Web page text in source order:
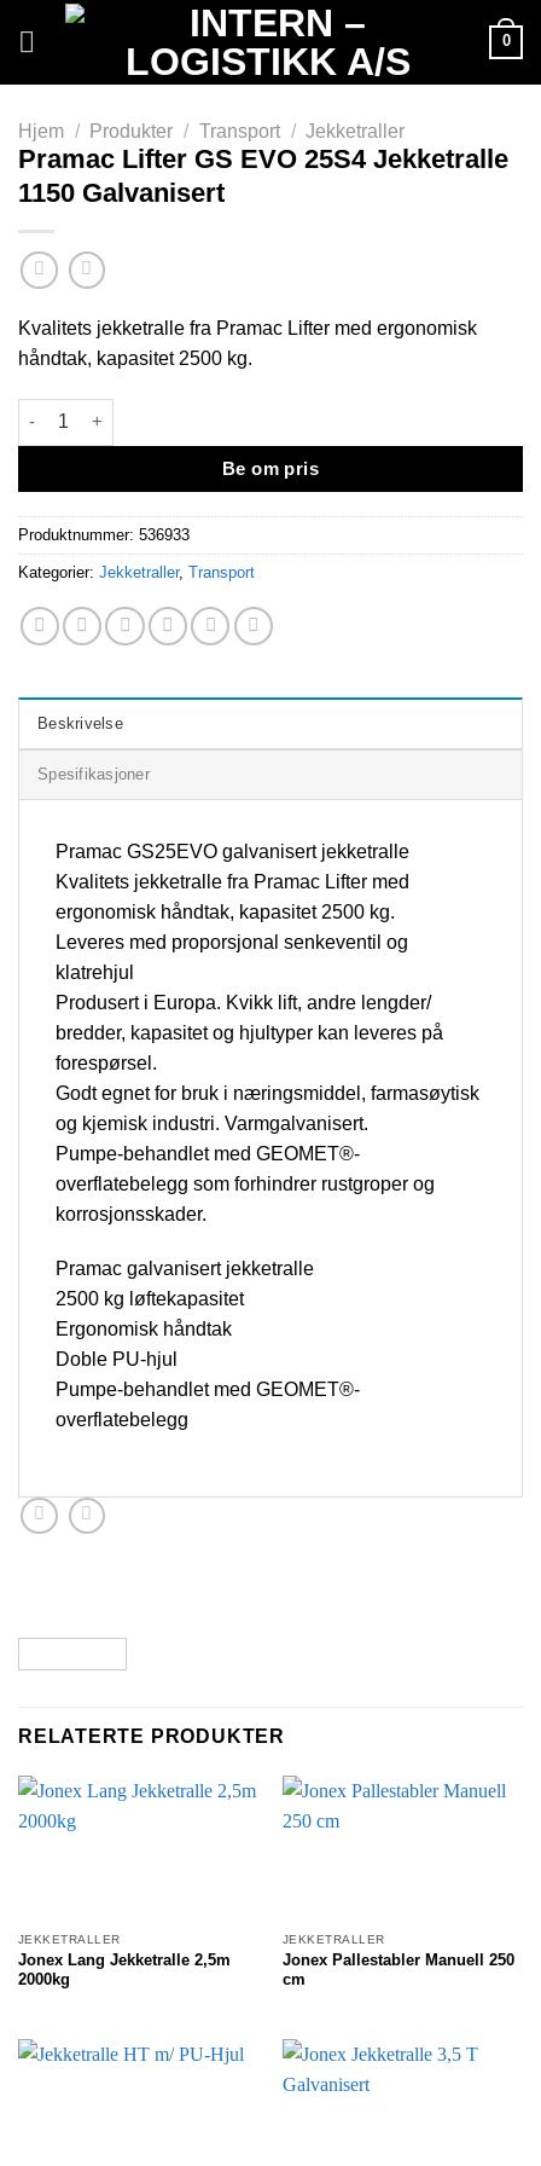
0
Hjem / Produkter / Transport / Jekketraller
Pramac Lifter GS EVO 25S4 Jekketralle
1150 Galvanisert
Kvalitets jekketralle fra Pramac Lifter med ergonomisk
håndtak, kapasitet 2500 kg.
Pramac Lifter GS EVO 25S4 Jekketralle 1150 Galvanisert antall
Be om pris
Produktnummer: 536933
Kategorier: Jekketraller, Transport
Beskrivelse
Spesifikasjoner
Pramac GS25EVO galvanisert jekketralle
Kvalitets jekketralle fra Pramac Lifter med
ergonomisk håndtak, kapasitet 2500 kg.
Leveres med proporsjonal senkeventil og
klatrehjul
Produsert i Europa. Kvikk lift, andre lengder/
bredder, kapasitet og hjultyper kan leveres på
forespørsel.
Godt egnet for bruk i næringsmiddel, farmasøytisk
og kjemisk industri. Varmgalvanisert.
Pumpe-behandlet med GEOMET®-
overflatebelegg som forhindrer rustgroper og
korrosjonsskader.
Pramac galvanisert jekketralle
2500 kg løftekapasitet
Ergonomisk håndtak
Doble PU-hjul
Pumpe-behandlet med GEOMET®-
overflatebelegg
RELATERTE PRODUKTER
JEKKETRALLER
Jonex Lang Jekketralle 2,5m
2000kg
JEKKETRALLER
Jonex Pallestabler Manuell 250
cm